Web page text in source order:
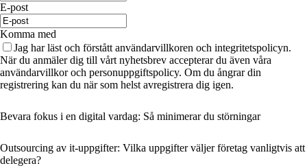
E-post
Komma med
Jag har läst och förstått användarvillkoren och integritetspolicyn.
När du anmäler dig till vårt nyhetsbrev accepterar du även våra
användarvillkor och personuppgiftspolicy. Om du ångrar din
registrering kan du när som helst avregistrera dig igen.
Bevara fokus i en digital vardag: Så minimerar du störningar
Outsourcing av it-uppgifter: Vilka uppgifter väljer företag vanligtvis att
delegera?